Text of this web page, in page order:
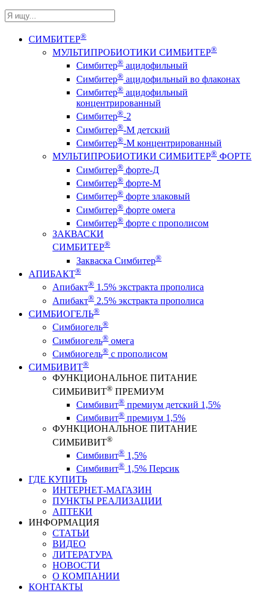
СИМБИТЕР®
МУЛЬТИПРОБИОТИКИ СИМБИТЕР®
Симбитер® ацидофильный
Симбитер® ацидофильный во флаконах
Симбитер® ацидофильный
концентрированный
Симбитер®-2
Симбитер®-М детский
Симбитер®-М концентрированный
МУЛЬТИПРОБИОТИКИ СИМБИТЕР® ФОРТЕ
Симбитер® форте-Д
Симбитер® форте-М
Симбитер® форте злаковый
Симбитер® форте омега
Симбитер® форте с прополисом
ЗАКВАСКИ
СИМБИТЕР®
Закваска Симбитер®
АПИБАКТ®
Апибакт® 1.5% экстракта прополиса
Апибакт® 2.5% экстракта прополиса
СИМБИОГЕЛЬ®
Симбиогель®
Симбиогель® омега
Симбиогель® c прополисом
СИМБИВИТ®
ФУНКЦИОНАЛЬНОЕ ПИТАНИЕ
СИМБИВИТ® ПРЕМИУМ
Симбивит® премиум детский 1,5%
Симбивит® премиум 1,5%
ФУНКЦИОНАЛЬНОЕ ПИТАНИЕ
СИМБИВИТ®
Симбивит® 1,5%
Симбивит® 1,5% Персик
ГДЕ КУПИТЬ
ИНТЕРНЕТ-МАГАЗИН
ПУНКТЫ РЕАЛИЗАЦИИ
АПТЕКИ
ИНФОРМАЦИЯ
СТАТЬИ
ВИДЕО
ЛИТЕРАТУРА
НОВОСТИ
О КОМПАНИИ
КОНТАКТЫ